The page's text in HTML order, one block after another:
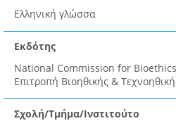
Ελληνική γλώσσα
Εκδότης
National Commission for
Επιτροπή Βιοηθικής &
Σχολή/Τμήμα/Ινστιτούτο